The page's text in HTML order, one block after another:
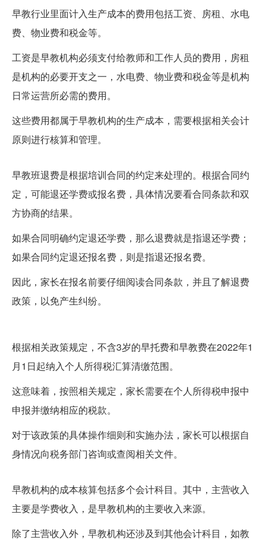
早教行业里面计入生产成本的费用包括工资、房租、水电
费、物业费和税金等。
工资是早教机构必须支付给教师和工作人员的费用，房租
是机构的必要开支之一，水电费、物业费和税金等是机构
日常运营所必需的费用。
这些费用都属于早教机构的生产成本，需要根据相关会计
原则进行核算和管理。
早教班退费是根据培训合同的约定来处理的。根据合同约
定，可能退还学费或报名费，具体情况要看合同条款和双
方协商的结果。
如果合同明确约定退还学费，那么退费就是指退还学费；
如果合同约定退还报名费，则是指退还报名费。
因此，家长在报名前要仔细阅读合同条款，并且了解退费
政策，以免产生纠纷。
根据相关政策规定，不含3岁的早托费和早教费在2022年1
月1日起纳入个人所得税汇算清缴范围。
这意味着，按照相关规定，家长需要在个人所得税申报中
申报并缴纳相应的税款。
对于该政策的具体操作细则和实施办法，家长可以根据自
身情况向税务部门咨询或查阅相关文件。
早教机构的成本核算包括多个会计科目。其中，主营收入
主要是学费收入，是早教机构的主要收入来源。
除了主营收入外，早教机构还涉及到其他会计科目，如教